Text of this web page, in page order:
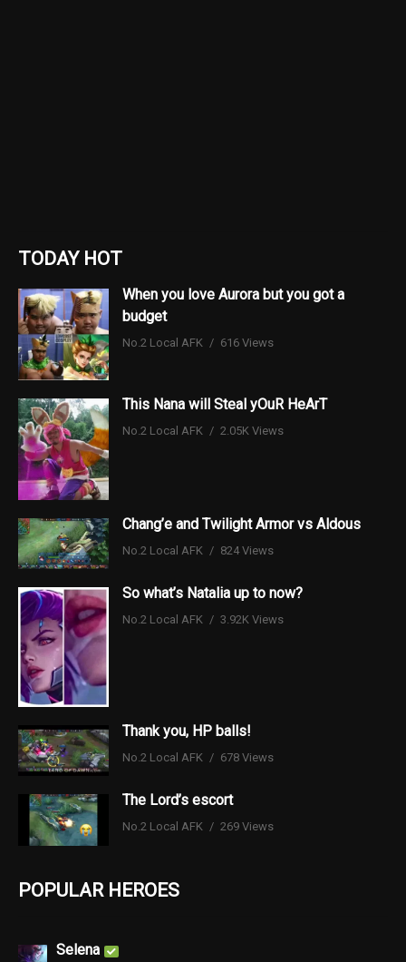
TODAY HOT
When you love Aurora but you got a
budget
No.2 Local AFK 616 Views
This Nana will Steal yOuR HeArT
No.2 Local AFK 2.05K Views
Chang’e and Twilight Armor vs Aldous
No.2 Local AFK 824 Views
So what’s Natalia up to now?
No.2 Local AFK 3.92K Views
Thank you, HP balls!
No.2 Local AFK 678 Views
The Lord’s escort
No.2 Local AFK 269 Views
POPULAR HEROES
Selena